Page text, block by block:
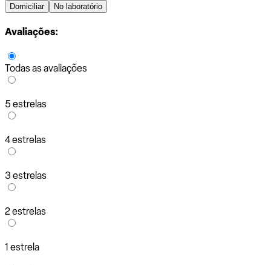
Domiciliar No laboratório
Avaliações:
Todas as avaliações
5 estrelas
4 estrelas
3 estrelas
2 estrelas
1 estrela